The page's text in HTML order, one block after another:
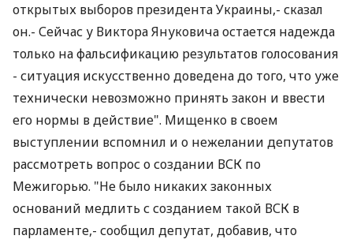
открытых выборов президента Украины,- сказал
он.- Сейчас у Виктора Януковича остается надежда
только на фальсификацию результатов голосования
- ситуация искусственно доведена до того, что уже
технически невозможно принять закон и ввести
его нормы в действие". Мищенко в своем
выступлении вспомнил и о нежелании депутатов
рассмотреть вопрос о создании ВСК по
Межигорью. "Не было никаких законных
оснований медлить с созданием такой ВСК в
парламенте,- сообщил депутат, добавив, что